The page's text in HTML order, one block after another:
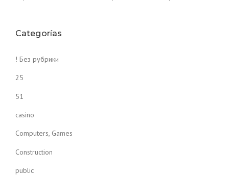
Categorías
! Без рубрики
25
51
casino
Computers, Games
Construction
public